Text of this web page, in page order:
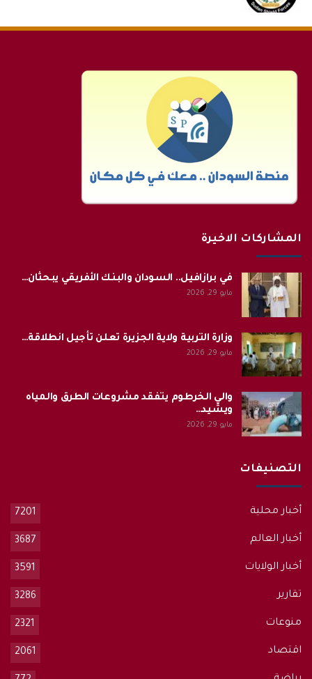
المشاركات الاخيرة
في برازافيل.. السودان والبنك الأفريقي يبحثان…
مايو 29, 2026
وزارة التربية ولاية الجزيرة تعلن تأجيل انطلاقة…
مايو 29, 2026
والي الخرطوم يتفقد مشروعات الطرق والمياه
ويشيد…
مايو 29, 2026
التصنيفات
أخبار محلية 7201
أخبار العالم 3687
أخبار الولايات 3591
تقارير 3286
منوعات 2321
اقتصاد 2061